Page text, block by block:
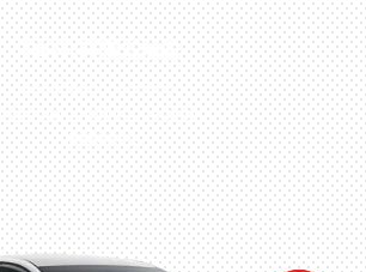
TANGERANG
Husein Sastra Negara,
No.8 Jurumudi Tangerang
– Indonesia